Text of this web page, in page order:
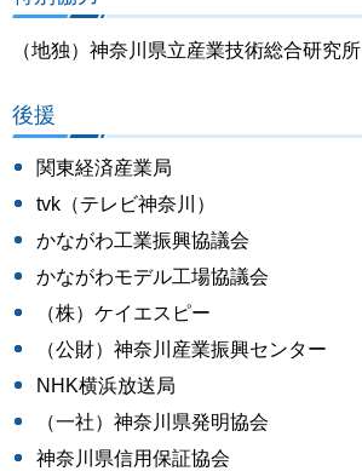
（地独）神奈川県立産業技術総合研究所
後援
関東経済産業局
tvk（テレビ神奈川）
かながわ工業振興協議会
かながわモデル工場協議会
（株）ケイエスピー
（公財）神奈川産業振興センター
NHK横浜放送局
（一社）神奈川県発明協会
神奈川県信用保証協会